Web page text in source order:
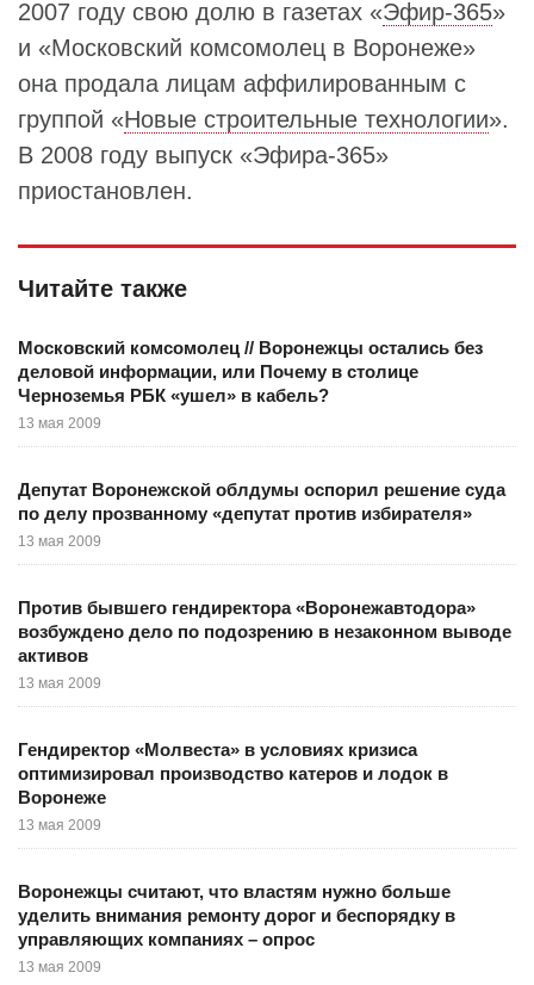
2007 году свою долю в газетах «Эфир-365»
и «Московский комсомолец в Воронеже»
она продала лицам аффилированным с
группой «Новые строительные технологии».
В 2008 году выпуск «Эфира-365»
приостановлен.
Читайте также
Московский комсомолец // Воронежцы остались без
деловой информации, или Почему в столице
Черноземья РБК «ушел» в кабель?
13 мая 2009
Депутат Воронежской облдумы оспорил решение суда
по делу прозванному «депутат против избирателя»
13 мая 2009
Против бывшего гендиректора «Воронежавтодора»
возбуждено дело по подозрению в незаконном выводе
активов
13 мая 2009
Гендиректор «Молвеста» в условиях кризиса
оптимизировал производство катеров и лодок в
Воронеже
13 мая 2009
Воронежцы считают, что властям нужно больше
уделить внимания ремонту дорог и беспорядку в
управляющих компаниях – опрос
13 мая 2009